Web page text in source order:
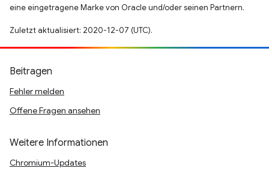
eine eingetragene Marke von Oracle und/oder seinen Partnern.
Zuletzt aktualisiert: 2020-12-07 (UTC).
Beitragen
Fehler melden
Offene Fragen ansehen
Weitere Informationen
Chromium-Updates